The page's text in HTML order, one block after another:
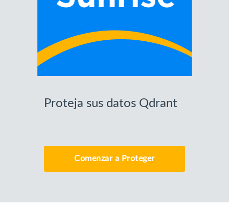
Proteja sus datos Qdrant
Comenzar a Proteger